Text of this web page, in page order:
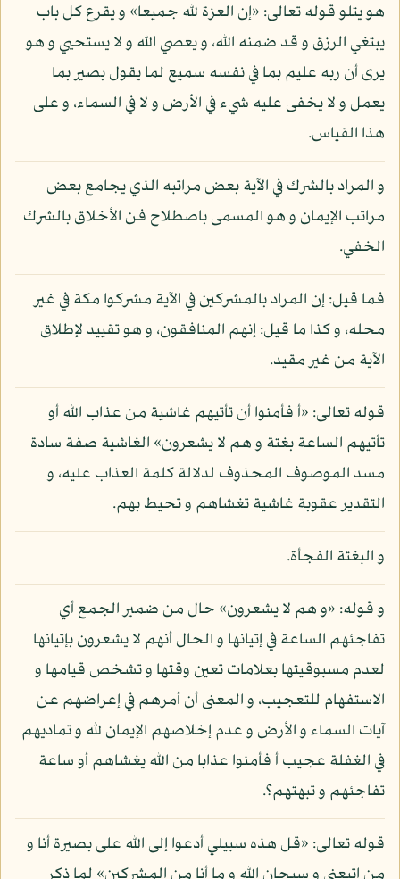
هو يتلو قوله تعالى: «إن العزة لله جميعا» و يقرع كل باب
يبتغي الرزق و قد ضمنه الله، و يعصي الله و لا يستحيي و هو
يرى أن ربه عليم بما في نفسه سميع لما يقول بصير بما
يعمل و لا يخفى عليه شيء في الأرض و لا في السماء، و على
هذا القياس.
و المراد بالشرك في الآية بعض مراتبه الذي يجامع بعض
مراتب الإيمان و هو المسمى باصطلاح فن الأخلاق بالشرك
الخفي.
فما قيل: إن المراد بالمشركين في الآية مشركوا مكة في غير
محله، و كذا ما قيل: إنهم المنافقون، و هو تقييد لإطلاق
الآية من غير مقيد.
قوله تعالى: «أ فأمنوا أن تأتيهم غاشية من عذاب الله أو
تأتيهم الساعة بغتة و هم لا يشعرون» الغاشية صفة سادة
مسد الموصوف المحذوف لدلالة كلمة العذاب عليه، و
التقدير عقوبة غاشية تغشاهم و تحيط بهم.
و البغتة الفجأة.
و قوله: «و هم لا يشعرون» حال من ضمير الجمع أي
تفاجئهم الساعة في إتيانها و الحال أنهم لا يشعرون بإتيانها
لعدم مسبوقيتها بعلامات تعين وقتها و تشخص قيامها و
الاستفهام للتعجيب، و المعنى أن أمرهم في إعراضهم عن
آيات السماء و الأرض و عدم إخلاصهم الإيمان لله و تماديهم
في الغفلة عجيب أ فأمنوا عذابا من الله يغشاهم أو ساعة
تفاجئهم و تبهتهم؟.
قوله تعالى: «قل هذه سبيلي أدعوا إلى الله على بصيرة أنا و